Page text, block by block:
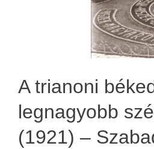
A trianoni
legnagyobb
(1921) –